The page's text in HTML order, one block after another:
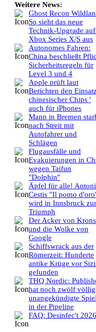
Weitere News:
Ghost Recon
So sieht das neue
Technik-Upgrade
Xbox Series X/S aus
Autonomes Fahren:
China beschließt
Sicherheitsregeln für
Level 3 und 4
Apple prüft laut
Berichten den
chinesischer Chips '
auch für iPhones
Mann in Bremen
nach Streit mit
Autofahrer und
Schlägen
Flugausfälle und
Evakuierungen in
wegen Taifun
"Dolphin"
Äpfel für alle!
Cestis "Il pomo
wird in Innsbruck
Triumph
Der Acker von
und die Wolke von
Google
Schiffswrack aus der
Römerzeit: Hunderte
antike Krüge vor
gefunden
THQ Nordic:
hat noch zwölf völlig
unangekündigte
in der Pipeline
FAQ: Desinfec't 2026